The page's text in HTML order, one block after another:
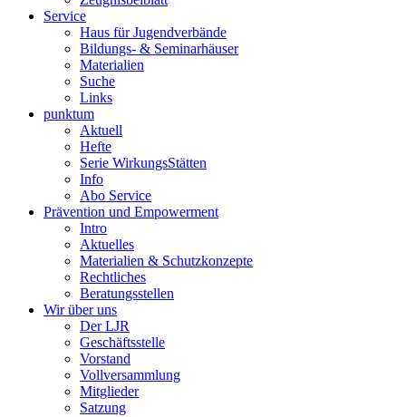
Service
Haus für Jugendverbände
Bildungs- & Seminarhäuser
Materialien
Suche
Links
punktum
Aktuell
Hefte
Serie WirkungsStätten
Info
Abo Service
Prävention und Empowerment
Intro
Aktuelles
Materialien & Schutzkonzepte
Rechtliches
Beratungsstellen
Wir über uns
Der LJR
Geschäftsstelle
Vorstand
Vollversammlung
Mitglieder
Satzung